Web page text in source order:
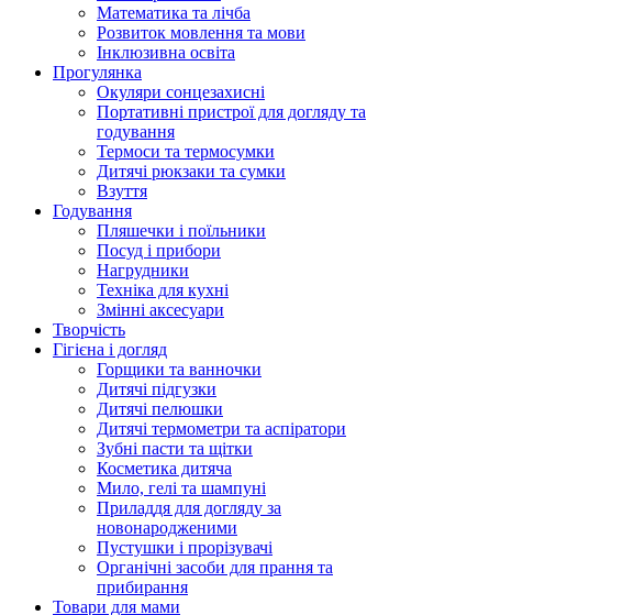
Математика та лічба
Розвиток мовлення та мови
Інклюзивна освіта
Прогулянка
Окуляри сонцезахисні
Портативні пристрої для догляду та
годування
Термоси та термосумки
Дитячі рюкзаки та сумки
Взуття
Годування
Пляшечки і поїльники
Посуд і прибори
Нагрудники
Техніка для кухні
Змінні аксесуари
Творчість
Гігієна і догляд
Горщики та ванночки
Дитячі підгузки
Дитячі пелюшки
Дитячі термометри та аспіратори
Зубні пасти та щітки
Косметика дитяча
Мило, гелі та шампуні
Приладдя для догляду за
новонародженими
Пустушки і прорізувачі
Органічні засоби для прання та
прибирання
Товари для мами